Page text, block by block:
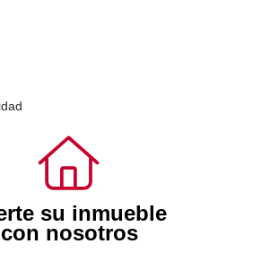
su inmueble
con nosotros